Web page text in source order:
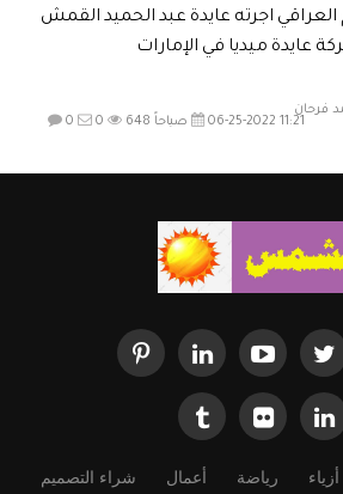
اجرته عايدة عبد الحميد القمش
عايدة ميديا في الإمارات
فرحان
06-25-2022 11:21 صباحاً
0 0 648
أزياء رياضة أعمال شراء التصميم